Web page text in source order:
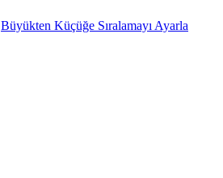
Büyükten Küçüğe Sıralamayı Ayarla